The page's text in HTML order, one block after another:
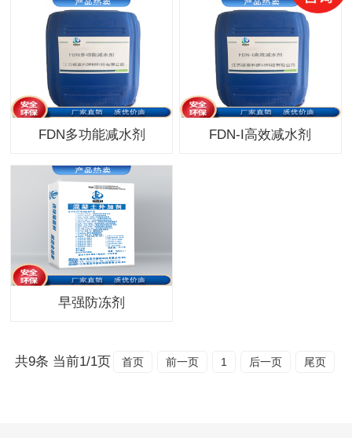
FDN多功能减水剂 FDN-I高效减水剂
早强防冻剂
共9条 当前1/1页 首页 前一页 1 后一页 尾页